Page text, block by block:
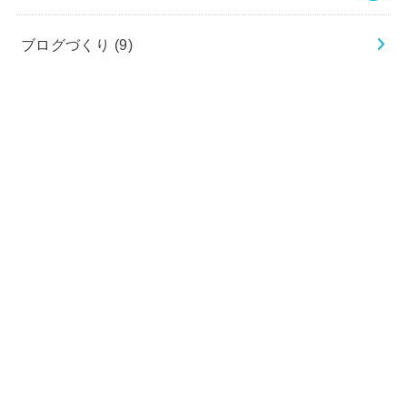
ブログづくり (9)